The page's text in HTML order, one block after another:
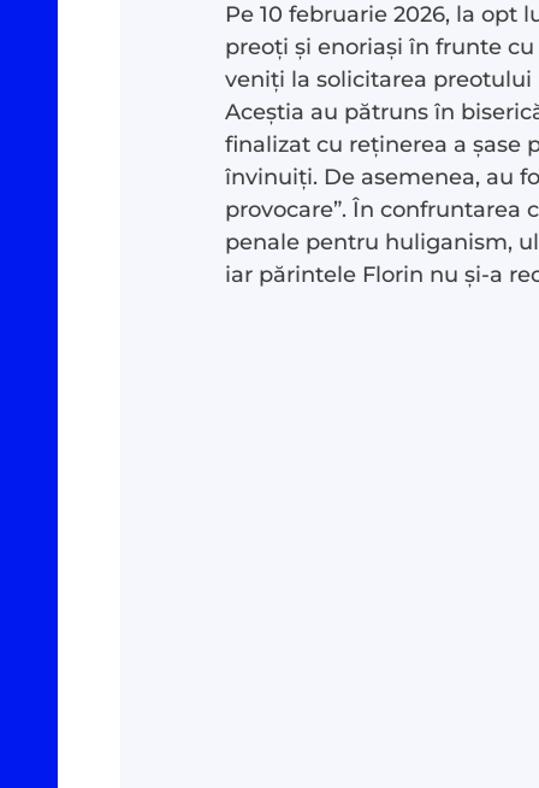
Pe 10 februarie 2026, la opt
preoți și enoriași în frunte
veniți la solicitarea preotului
Aceștia au pătruns în
finalizat cu reținerea a șase
învinuiți. De asemenea, au
provocare”. În confruntarea
penale pentru huliganism,
iar părintele Florin nu și-a